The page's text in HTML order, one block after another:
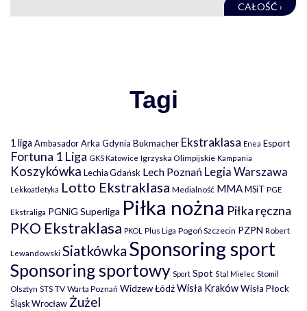
CAŁOŚĆ ›
Tagi
1 liga Ambasador Arka Gdynia Bukmacher Ekstraklasa Enea Esport
Fortuna 1 Liga GKS Katowice Igrzyska Olimpijskie Kampania
Koszykówka Lechia Gdańsk Lech Poznań Legia Warszawa
Lekkoatletyka Lotto Ekstraklasa Medialność MMAMSiT PGE
Ekstraliga PGNiG Superliga Piłka nożna Piłka ręczna
PKO Ekstraklasa PKOL Plus Liga Pogoń Szczecin PZPN Robert
Lewandowski Siatkówka Sponsoring sport
Sponsoring sportowy Sport Spot Stal Mielec Stomil
Olsztyn STS TV Warta Poznań Widzew ŁódźWisła KrakówWisła Płock
Śląsk Wrocław Żużel